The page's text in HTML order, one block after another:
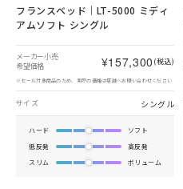
フランスベッド｜LT-5000 ミディ
アムソフト シングル
メーカー小売
希望価格
¥157,300 (税込)
※セール対象商品のため、実際の価格は店舗へお問い合わせください
サイズ シングル
ハード
ソフト
低反発
高反発
スリム
ボリューム